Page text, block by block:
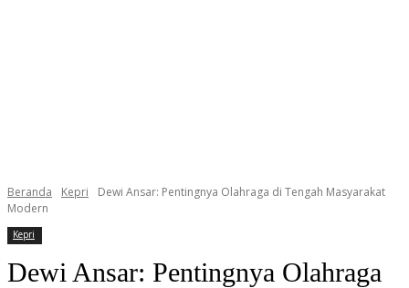
Beranda Kepri
Dewi Ansar: Pentingnya Olahraga di Tengah Masyarakat
Modern
Kepri
Dewi Ansar: Pentingnya Olahraga